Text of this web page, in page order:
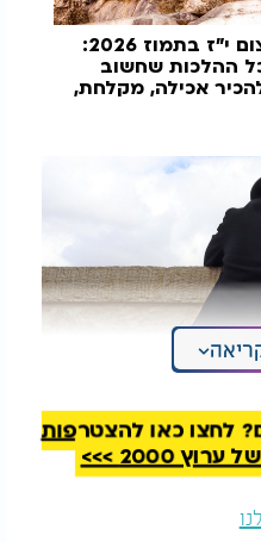
צום י"ז בתמוז 2026:
ההלכות שחשוב
אכילה, מקלחת,
לחצו כאן להצטרפות
2000 >>>